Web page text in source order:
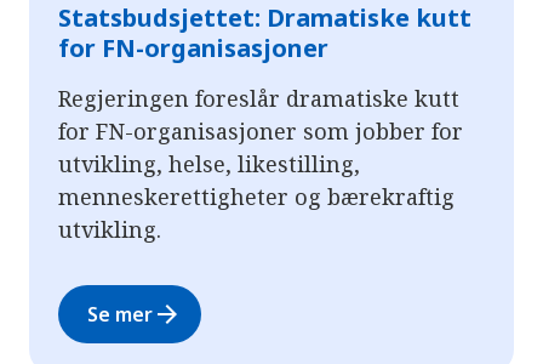
Statsbudsjettet: Dramatiske kutt
for FN-organisasjoner
Regjeringen foreslår dramatiske kutt
for FN-organisasjoner som jobber for
utvikling, helse, likestilling,
menneskerettigheter og bærekraftig
utvikling.
Se merarrow_forward